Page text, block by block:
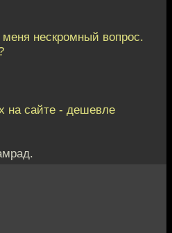
нескромный вопрос.
на сайте - дешевле